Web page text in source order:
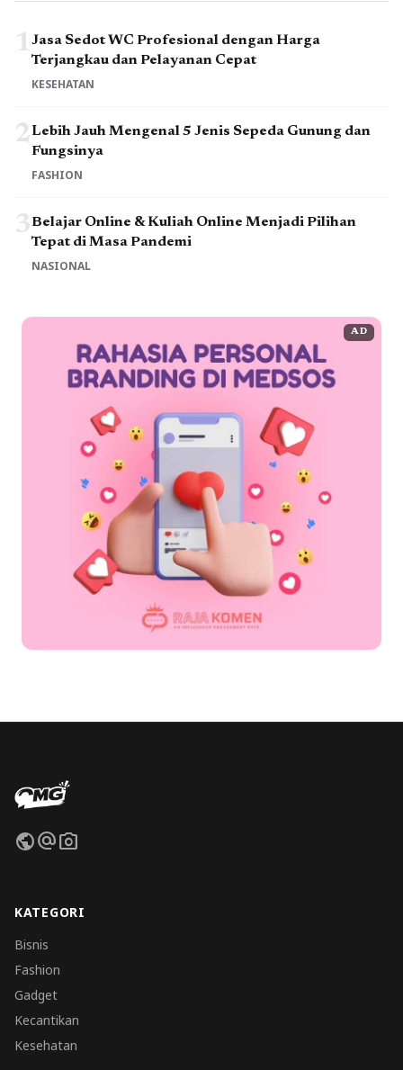
1Jasa Sedot WC Profesional dengan Harga
Terjangkau dan Pelayanan Cepat
KESEHATAN
2Lebih Jauh Mengenal 5 Jenis Sepeda Gunung dan
Fungsinya
FASHION
3Belajar Online & Kuliah Online Menjadi Pilihan
Tepat di Masa Pandemi
NASIONAL
AD
publicalternate_emailphoto_camera
KATEGORI
Bisnis
Fashion
Gadget
Kecantikan
Kesehatan